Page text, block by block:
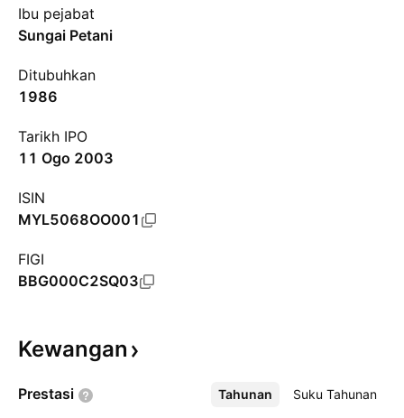
Ibu pejabat
Sungai Petani
Ditubuhkan
1986
Tarikh IPO
11 Ogo 2003
ISIN
MYL5068OO001
FIGI
BBG000C2SQ03
Kewangan
Prestasi Tahunan Suku Tahunan
Lebih